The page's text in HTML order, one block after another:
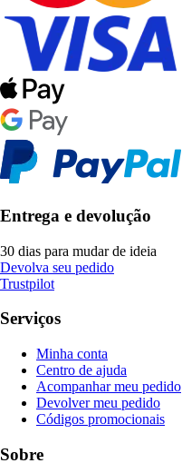
Entrega e devolução
30 dias para mudar de ideia
Devolva seu pedido
Trustpilot
Serviços
Minha conta
Centro de ajuda
Acompanhar meu pedido
Devolver meu pedido
Códigos promocionais
Sobre